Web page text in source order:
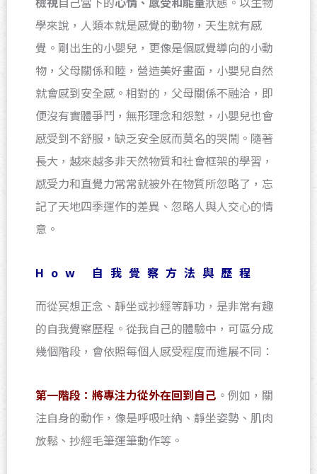
學來說，人類本就是感覺的動物，天生就有感
覺。剛出生的小嬰兒，更像是個感覺導向的小動
物，父母關係和睦，營造美好畫面，小嬰兒自然
就會感到安全感。相對的，父母關係不融洽，即
便沒有實體爭鬥，無形理念和怨懟，小嬰兒也會
感受到不舒服，缺乏安全感而莫名的哭鬧。隨著
長大，越來越多非天然物質和社會框架的學習，
感受力和直覺力常常就被外在物質所忽略了，忘
記了天地四季運作的差異、忽略人與人交心的情
意。
How 自我覺察方法與歷程
而從冥想正念、靜坐或抄經等靜功，是非常有趣
的自我覺察歷程。從我自己的體驗中，可區分成
幾個階段，會依照每個人感受程度而進展不同：
第一階段：將專注力從外在回到自己 。例如，關
注自身的動作，像是呼吸吐納、靜坐姿勢、肌肉
放鬆、抄經毛筆運筆動作等。